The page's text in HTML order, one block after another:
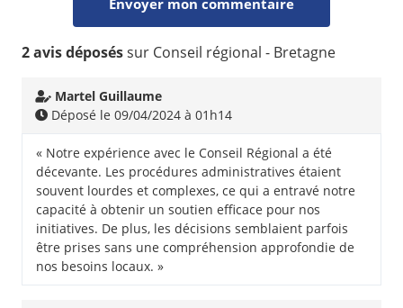
2 avis déposéssur Conseil régional - Bretagne
Martel Guillaume
Déposé le 09/04/2024 à 01h14
« Notre expérience avec le Conseil Régional a été
décevante. Les procédures administratives étaient
souvent lourdes et complexes, ce qui a entravé notre
capacité à obtenir un soutien efficace pour nos
initiatives. De plus, les décisions semblaient parfois
être prises sans une compréhension approfondie de
nos besoins locaux. »